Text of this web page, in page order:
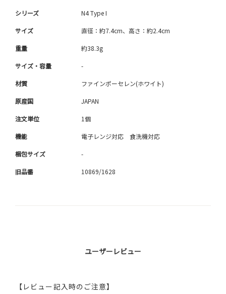
シリーズ N4 Type I
サイズ 直径：約7.4cm、高さ：約2.4cm
重量 約38.3g
サイズ・容量 -
材質 ファインポーセレン(ホワイト)
原産国 JAPAN
注文単位 1個
機能 電子レンジ対応 食洗機対応
梱包サイズ -
旧品番 10869/1628
ユーザーレビュー
【レビュー記入時のご注意】